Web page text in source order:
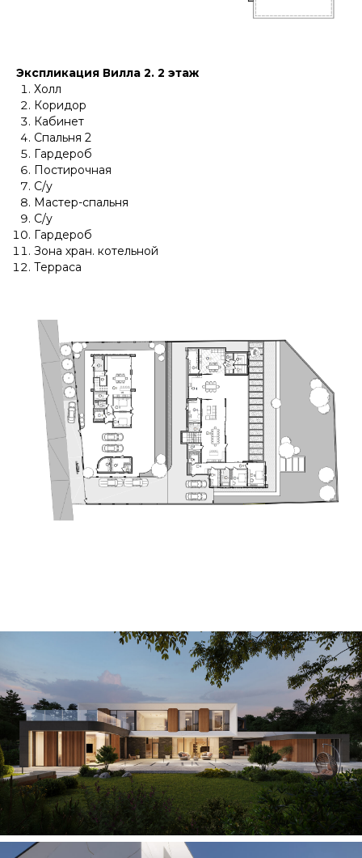
Экспликация Вилла 2. 2 этаж
Холл
Коридор
Кабинет
Спальня 2
Гардероб
Постирочная
С/у
Мастер-спальня
С/у
Гардероб
Зона хран. котельной
Терраса